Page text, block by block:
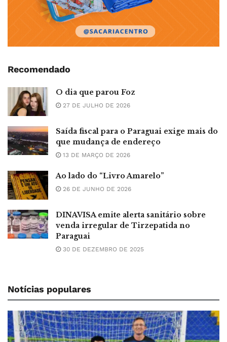
Recomendado
O dia que parou Foz
27 DE JULHO DE 2026
Saída fiscal para o Paraguai exige mais do
que mudança de endereço
13 DE MARÇO DE 2026
Ao lado do “Livro Amarelo”
26 DE JUNHO DE 2026
DINAVISA emite alerta sanitário sobre
venda irregular de Tirzepatida no
Paraguai
30 DE DEZEMBRO DE 2025
Notícias populares